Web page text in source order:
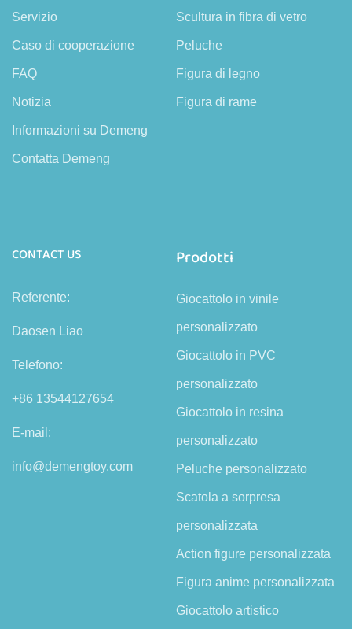
Servizio
Caso di cooperazione
FAQ
Notizia
Informazioni su Demeng
Contatta Demeng
Scultura in fibra di vetro
Peluche
Figura di legno
Figura di rame
CONTACT US
Referente:
Daosen Liao
Telefono:
+86 13544127654
E-mail:
info@demengtoy.com
Prodotti
Giocattolo in vinile
personalizzato
Giocattolo in PVC
personalizzato
Giocattolo in resina
personalizzato
Peluche personalizzato
Scatola a sorpresa
personalizzata
Action figure personalizzata
Figura anime personalizzata
Giocattolo artistico